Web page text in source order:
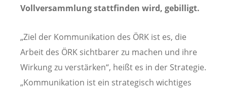
Vollversammlung stattfinden wird, gebilligt.
„Ziel der Kommunikation des ÖRK ist es, die
Arbeit des ÖRK sichtbarer zu machen und ihre
Wirkung zu verstärken“, heißt es in der Strategie.
„Kommunikation ist ein strategisch wichtiges